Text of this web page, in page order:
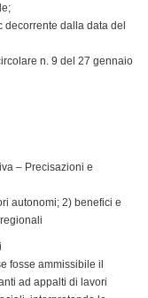
decorrente dalla data del
n. 9 del 27 gennaio
– Precisazioni e
autonomi; 2) benefici e
regionali
fosse ammissibile il
ad appalti di lavori